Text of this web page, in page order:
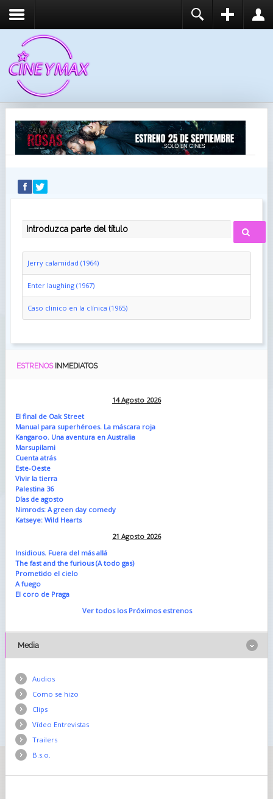
RECUÉRDEME
IDENTIFICARSE
INTRODUZCA PARTE DEL TÍTULO
Jerry calamidad (1964)
Enter laughing (1967)
Caso clinico en la clínica (1965)
ESTRENOS INMEDIATOS
14 Agosto 2026
El final de Oak Street
Manual para superhéroes. La máscara roja
Kangaroo. Una aventura en Australia
Marsupilami
Cuenta atrás
Este-Oeste
Vivir la tierra
Palestina 36
Días de agosto
Nimrods: A green day comedy
Katseye: Wild Hearts
21 Agosto 2026
Insidious. Fuera del más allá
The fast and the furious (A todo gas)
Prometido el cielo
A fuego
El coro de Praga
Ver todos los Próximos estrenos
Media
Audios
Como se hizo
Clips
Vídeo Entrevistas
Trailers
B.s.o.